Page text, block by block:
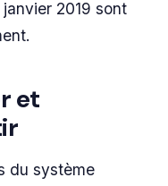
2019 sont
et
du système